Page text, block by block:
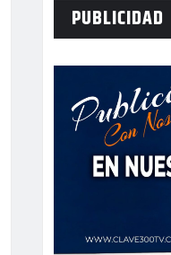
PUBLICIDAD